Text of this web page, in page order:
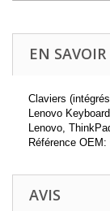
EN SAVOIR
Claviers
Lenovo
Lenovo,
Référence OEM:
AVIS